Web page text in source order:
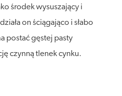
środek wysuszający i
on ściągająco i słabo
postać gęstej pasty
czynną tlenek cynku.